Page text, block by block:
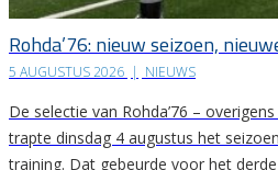
Rohda’76: nieuw seizoen,
5 AUGUSTUS 2026 | NIEUWS
De selectie van Rohda’76 –
trapte dinsdag 4 augustus het
training. Dat gebeurde voor het